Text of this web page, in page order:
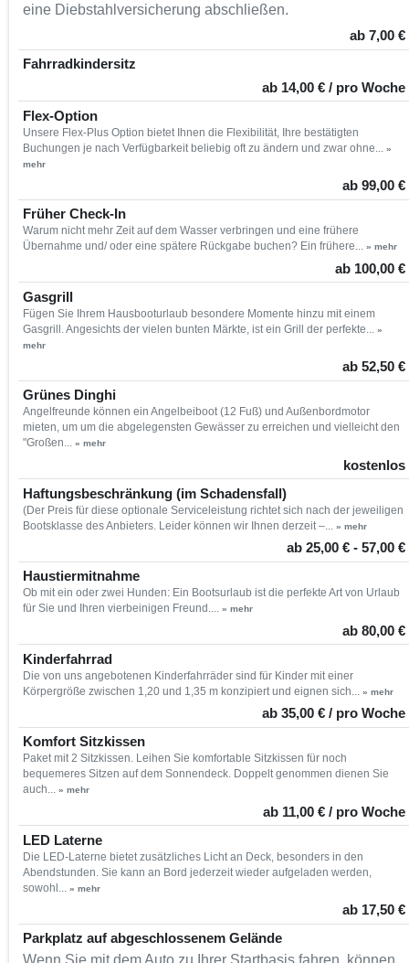
eine Diebstahlversicherung abschließen.
ab 7,00 €
Fahrradkindersitz
ab 14,00 € / pro Woche
Flex-Option
Unsere Flex-Plus Option bietet Ihnen die Flexibilität, Ihre bestätigten
Buchungen je nach Verfügbarkeit beliebig oft zu ändern und zwar ohne...
»
mehr
ab 99,00 €
Früher Check-In
Warum nicht mehr Zeit auf dem Wasser verbringen und eine frühere
Übernahme und/ oder eine spätere Rückgabe buchen? Ein frühere... » mehr
ab 100,00 €
Gasgrill
Fügen Sie Ihrem Hausbooturlaub besondere Momente hinzu mit einem
Gasgrill. Angesichts der vielen bunten Märkte, ist ein Grill der perfekte...
»
mehr
ab 52,50 €
Grünes Dinghi
Angelfreunde können ein Angelbeiboot (12 Fuß) und Außenbordmotor
mieten, um um die abgelegensten Gewässer zu erreichen und vielleicht den
"Großen... » mehr
kostenlos
Haftungsbeschränkung (im Schadensfall)
(Der Preis für diese optionale Serviceleistung richtet sich nach der jeweiligen
Bootsklasse des Anbieters. Leider können wir Ihnen derzeit –...
» mehr
ab 25,00 € - 57,00 €
Haustiermitnahme
Ob mit ein oder zwei Hunden: Ein Bootsurlaub ist die perfekte Art von Urlaub
für Sie und Ihren vierbeinigen Freund.... » mehr
ab 80,00 €
Kinderfahrrad
Die von uns angebotenen Kinderfahrräder sind für Kinder mit einer
Körpergröße zwischen 1,20 und 1,35 m konzipiert und eignen sich...
» mehr
ab 35,00 € / pro Woche
Komfort Sitzkissen
Paket mit 2 Sitzkissen. Leihen Sie komfortable Sitzkissen für noch
bequemeres Sitzen auf dem Sonnendeck. Doppelt genommen dienen Sie
auch... » mehr
ab 11,00 € / pro Woche
LED Laterne
Die LED-Laterne bietet zusätzliches Licht an Deck, besonders in den
Abendstunden. Sie kann an Bord jederzeit wieder aufgeladen werden,
sowohl...
» mehr
ab 17,50 €
Parkplatz auf abgeschlossenem Gelände
Wenn Sie mit dem Auto zu Ihrer Startbasis fahren, können